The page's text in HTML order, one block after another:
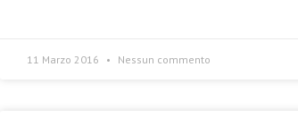
11 Marzo 2016 Nessun commento